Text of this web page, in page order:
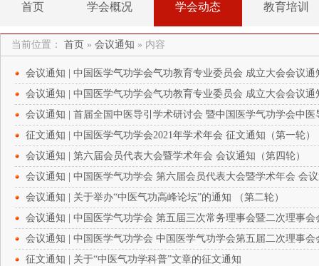
首页 学会概况 学会动态 教育培训
当前位置： 首页 » 会议通知 » 内容
会议通知 | 中国医学气功学会气功教育专业委员会 成立大会会议通
会议通知 | 中国医学气功学会气功教育专业委员会 成立大会会议通
会议通知 | 首届全国中医导引学术研讨会 暨中国医学气功学会中
征文通知 | 中国医学气功学会2021年学术年会 征文通知（第一轮）
会议通知 | 第六届会员代表大会暨学术年会 会议通知（第四轮）
会议通知 | 中国医学气功学会 第六届会员代表大会暨学术年会 会
会议通知 | 关于举办“中医气功高峰论坛”的通知 （第二轮）
会议通知 | 中国医学气功学会 第五届三次常务理事会暨二次理事会
会议通知 | 中国医学气功学会 中国医学气功学会第五届二次理事会
征文通知 | 关于“中医气功学科普”文章的征文通知